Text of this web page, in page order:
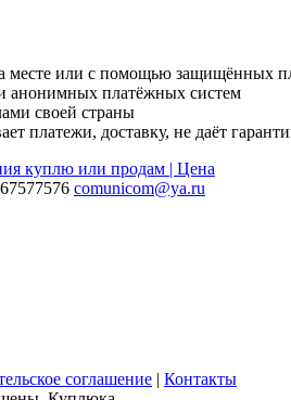
месте или с помощью защищённых
анонимных платёжных систем
своей страны
платежи, доставку, не даёт
comunicom@ya.ru
соглашение
Контакты